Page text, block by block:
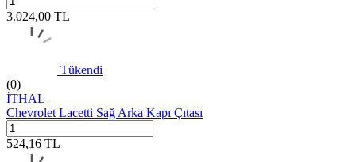
3.024,00 TL
Tükendi
(0)
İTHAL
Chevrolet Lacetti Sağ Arka Kapı Çıtası
524,16 TL